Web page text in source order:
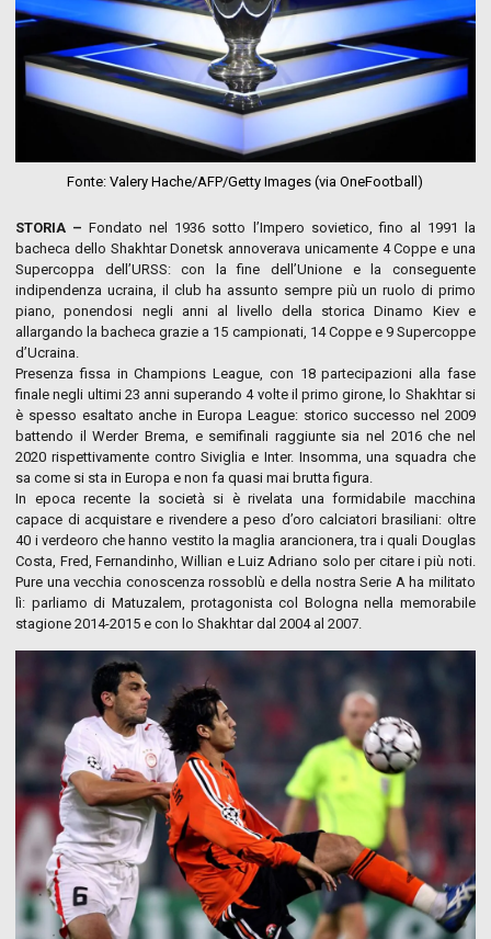
Fonte: Valery Hache/AFP/Getty Images (via OneFootball)
STORIA – Fondato nel 1936 sotto l’Impero sovietico, fino al 1991 la
bacheca dello Shakhtar Donetsk annoverava unicamente 4 Coppe e una
Supercoppa dell’URSS: con la fine dell’Unione e la conseguente
indipendenza ucraina, il club ha assunto sempre più un ruolo di primo
piano, ponendosi negli anni al livello della storica Dinamo Kiev e
allargando la bacheca grazie a 15 campionati, 14 Coppe e 9 Supercoppe
d’Ucraina.
Presenza fissa in Champions League, con 18 partecipazioni alla fase
finale negli ultimi 23 anni superando 4 volte il primo girone, lo Shakhtar si
è spesso esaltato anche in Europa League: storico successo nel 2009
battendo il Werder Brema, e semifinali raggiunte sia nel 2016 che nel
2020 rispettivamente contro Siviglia e Inter. Insomma, una squadra che
sa come si sta in Europa e non fa quasi mai brutta figura.
In epoca recente la società si è rivelata una formidabile macchina
capace di acquistare e rivendere a peso d’oro calciatori brasiliani: oltre
40 i verdeoro che hanno vestito la maglia arancionera, tra i quali Douglas
Costa, Fred, Fernandinho, Willian e Luiz Adriano solo per citare i più noti.
Pure una vecchia conoscenza rossoblù e della nostra Serie A ha militato
lì: parliamo di Matuzalem, protagonista col Bologna nella memorabile
stagione 2014-2015 e con lo Shakhtar dal 2004 al 2007.